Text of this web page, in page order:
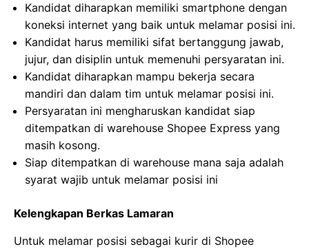
Kandidat diharapkan memiliki smartphone dengan
koneksi internet yang baik untuk melamar posisi ini.
Kandidat harus memiliki sifat bertanggung jawab,
jujur, dan disiplin untuk memenuhi persyaratan ini.
Kandidat diharapkan mampu bekerja secara
mandiri dan dalam tim untuk melamar posisi ini.
Persyaratan ini mengharuskan kandidat siap
ditempatkan di warehouse Shopee Express yang
masih kosong.
Siap ditempatkan di warehouse mana saja adalah
syarat wajib untuk melamar posisi ini
Kelengkapan Berkas Lamaran
Untuk melamar posisi sebagai kurir di Shopee